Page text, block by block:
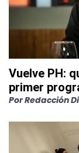
Vuelve PH:
primer
PorRedacción